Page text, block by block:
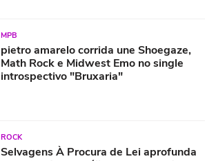
MPB
pietro amarelo corrida une Shoegaze,
Math Rock e Midwest Emo no single
introspectivo "Bruxaria"
ROCK
Selvagens À Procura de Lei aprofunda